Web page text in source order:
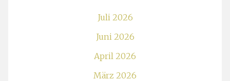
Juli 2026
Juni 2026
April 2026
März 2026